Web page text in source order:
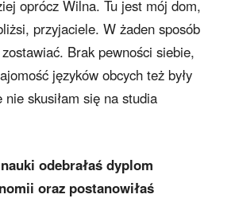
oprócz Wilna. Tu jest mój dom,
przyjaciele. W żaden sposób
Brak pewności siebie,
języków obcych też były
skusiłam się na studia
odebrałaś dyplom
oraz postanowiłaś